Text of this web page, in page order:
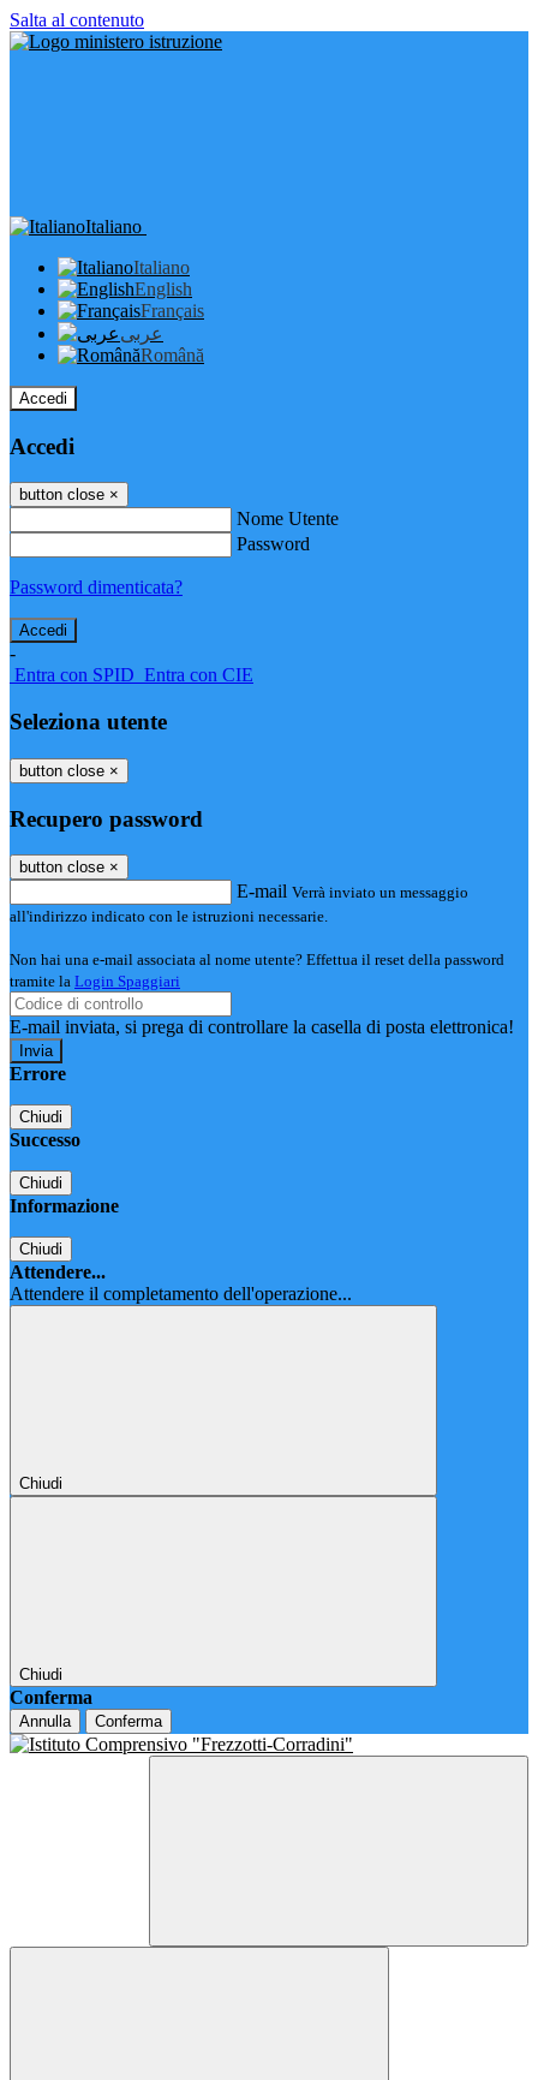
Salta al contenuto
Italiano
Italiano
English
Français
عربى
Română
Accedi
Accedi
button close ×
Nome Utente
Password
Password dimenticata?
-
Entra con SPID Entra con CIE
Seleziona utente
button close ×
Recupero password
button close ×
E-mail Verrà inviato un messaggio
all'indirizzo indicato con le istruzioni necessarie.
Non hai una e-mail associata al nome utente? Effettua il reset della password
tramite la Login Spaggiari
E-mail inviata, si prega di controllare la casella di posta elettronica!
Errore
Chiudi
Successo
Chiudi
Informazione
Chiudi
Attendere...
Attendere il completamento dell'operazione...
Chiudi
Chiudi
Conferma
Annulla Conferma